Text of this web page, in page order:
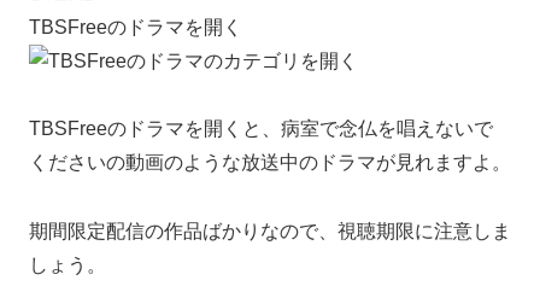
TBSFreeのドラマを開く
TBSFreeのドラマを開くと、病室で念仏を唱えないで
くださいの動画のような放送中のドラマが見れますよ。
期間限定配信の作品ばかりなので、視聴期限に注意しま
しょう。